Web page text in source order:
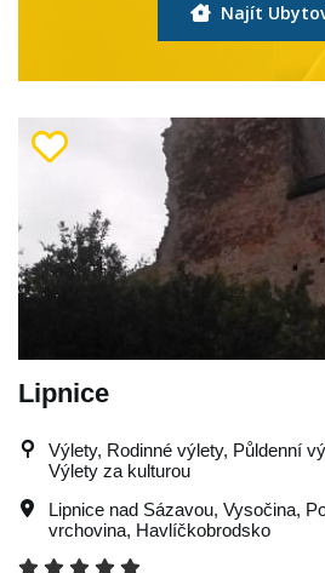
Najít
Lipnice
Výlety, Rodinné výlety, Půldenní
Výlety za kulturou
Lipnice nad Sázavou, Vysočina,
vrchovina, Havlíčkobrodsko